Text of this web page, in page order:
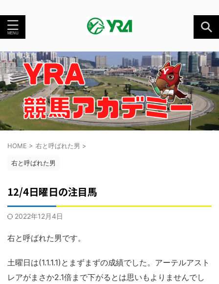
HOME > 右と呼ばれた男 >
右と呼ばれた男
12/4日曜日の注目馬
2022年12月4日
右と呼ばれた男です。
土曜日は(1.1.1.1)とまずまずの成績でした。アーテルアスト
レアがまさか2.1倍まで下がるとは思いもよりませんでし